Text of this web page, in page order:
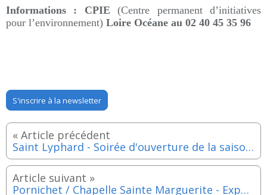
Informations : CPIE(Centre permanent d’initiatives
pour l’environnement) Loire Océane au 02 40 45 35 96
S'inscrire à la newsletter
Saint Lyphard - Soirée d'ouverture de la saison 2026-2027 - Jeudi 3 septembre 2026
Pornichet / Chapelle Sainte Marguerite - Exposition de Chris et SavoW jusqu'au dimanche 9 août 2026